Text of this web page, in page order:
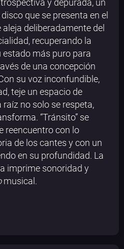
y depurada, un
que se presenta en el
deliberadamente del
recuperando la
estado más puro para
de una concepción
su voz inconfundible,
teje un espacio de
no solo se respeta,
“Tránsito” se
reencuentro con lo
de los cantes y con un
en su profundidad. La
imprime sonoridad y
musical.